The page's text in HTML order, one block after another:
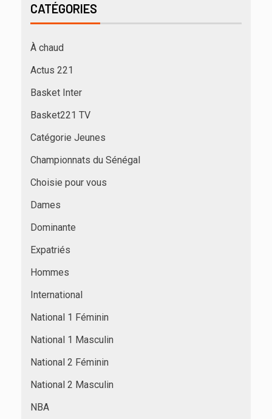
CATÉGORIES
À chaud
Actus 221
Basket Inter
Basket221 TV
Catégorie Jeunes
Championnats du Sénégal
Choisie pour vous
Dames
Dominante
Expatriés
Hommes
International
National 1 Féminin
National 1 Masculin
National 2 Féminin
National 2 Masculin
NBA